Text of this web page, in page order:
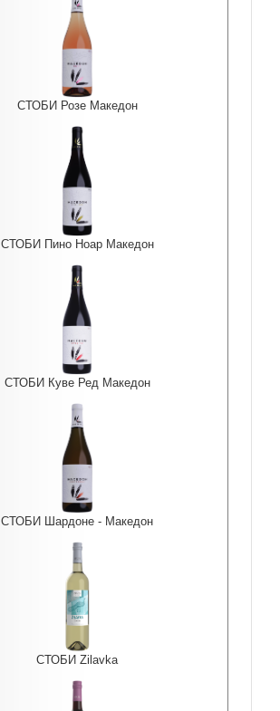
СТОБИ Розе Македон
СТОБИ Пино Ноар Македон
СТОБИ Куве Ред Македон
СТОБИ Шардоне - Македон
СТОБИ Zilavka